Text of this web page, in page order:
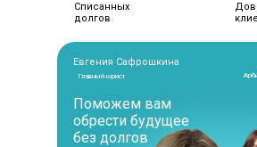
Списанных
долгов
Евгения Сафрошкина
Главный юрист
Поможем вам
обрести будущее
без долгов